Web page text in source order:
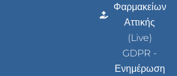
Φαρμακείων
Αττικής
(Live)
GDPR -
Ενημέρωση